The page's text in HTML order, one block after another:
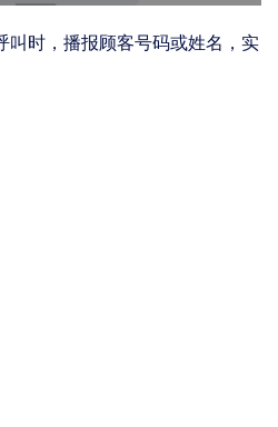
叫时，播报顾客号码或姓名，实